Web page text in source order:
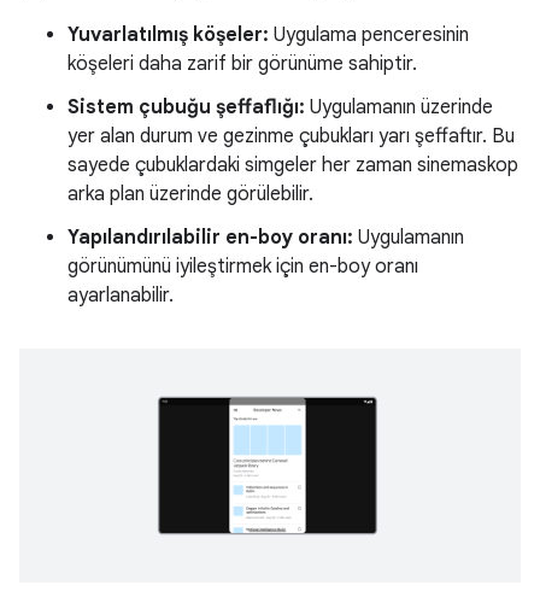
Yuvarlatılmış köşeler: Uygulama penceresinin
köşeleri daha zarif bir görünüme sahiptir.
Sistem çubuğu şeffaflığı: Uygulamanın üzerinde
yer alan durum ve gezinme çubukları yarı şeffaftır. Bu
sayede çubuklardaki simgeler her zaman sinemaskop
arka plan üzerinde görülebilir.
Yapılandırılabilir en-boy oranı: Uygulamanın
görünümünü iyileştirmek için en-boy oranı
ayarlanabilir.